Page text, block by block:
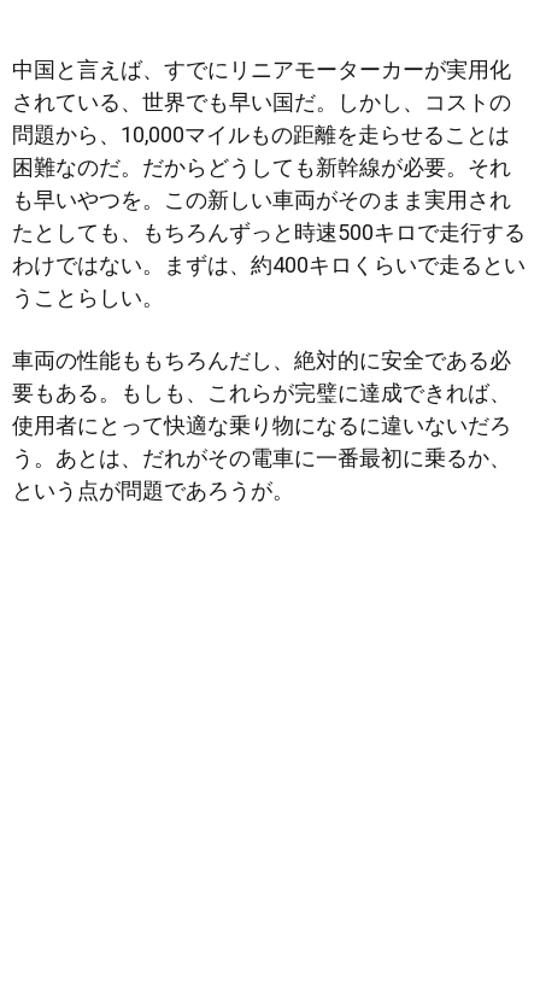
中国と言えば、すでにリニアモーターカーが実用化
されている、世界でも早い国だ。しかし、コストの
問題から、10,000マイルもの距離を走らせることは
困難なのだ。だからどうしても新幹線が必要。それ
も早いやつを。この新しい車両がそのまま実用され
たとしても、もちろんずっと時速500キロで走行する
わけではない。まずは、約400キロくらいで走るとい
うことらしい。
車両の性能ももちろんだし、絶対的に安全である必
要もある。もしも、これらが完璧に達成できれば、
使用者にとって快適な乗り物になるに違いないだろ
う。あとは、だれがその電車に一番最初に乗るか、
という点が問題であろうが。